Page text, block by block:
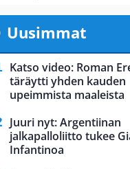
Uusimmat
Katso video: Roman
täräytti yhden kauden
upeimmista maaleista
Juuri nyt: Argentiinan
jalkapalloliitto tukee
Infantinoa